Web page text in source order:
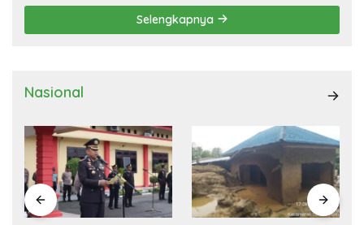
Selengkapnya
Nasional